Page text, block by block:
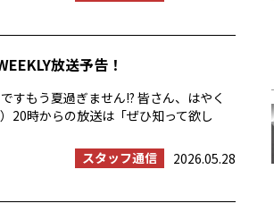
放送予告！
すもう夏過ぎません!? 皆さん、はやく
20時からの放送は「ぜひ知って欲し
スタッフ通信
2026.05.28